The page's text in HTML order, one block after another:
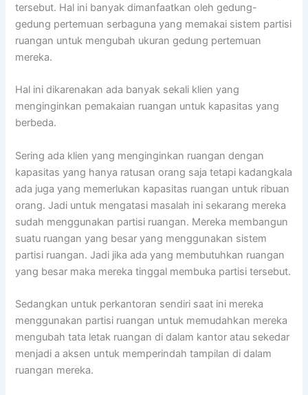
tersebut. Hal ini banyak dimanfaatkan oleh gedung-
gedung pertemuan serbaguna yang memakai sistem partisi
ruangan untuk mengubah ukuran gedung pertemuan
mereka.
Hal ini dikarenakan ada banyak sekali klien yang
menginginkan pemakaian ruangan untuk kapasitas yang
berbeda.
Sering ada klien yang menginginkan ruangan dengan
kapasitas yang hanya ratusan orang saja tetapi kadangkala
ada juga yang memerlukan kapasitas ruangan untuk ribuan
orang. Jadi untuk mengatasi masalah ini sekarang mereka
sudah menggunakan partisi ruangan. Mereka membangun
suatu ruangan yang besar yang menggunakan sistem
partisi ruangan. Jadi jika ada yang membutuhkan ruangan
yang besar maka mereka tinggal membuka partisi tersebut.
Sedangkan untuk perkantoran sendiri saat ini mereka
menggunakan partisi ruangan untuk memudahkan mereka
mengubah tata letak ruangan di dalam kantor atau sekedar
menjadi a aksen untuk memperindah tampilan di dalam
ruangan mereka.